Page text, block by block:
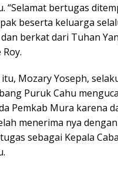
“Selamat bertugas
beserta keluarga
berkat dari Tuhan
Mozary Yoseph,
Puruk Cahu
Pemkab Mura karena
menerima nya
sebagai Kepala